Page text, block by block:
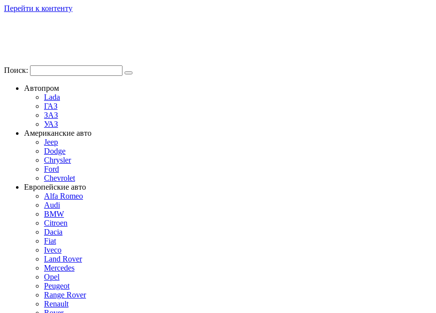
Перейти к контенту
Поиск:
Автопром
Lada
ГАЗ
ЗАЗ
УАЗ
Американские авто
Jeep
Dodge
Chrysler
Ford
Chevrolet
Европейские авто
Alfa Romeo
Audi
BMW
Citroen
Dacia
Fiat
Iveco
Land Rover
Mercedes
Opel
Peugeot
Range Rover
Renault